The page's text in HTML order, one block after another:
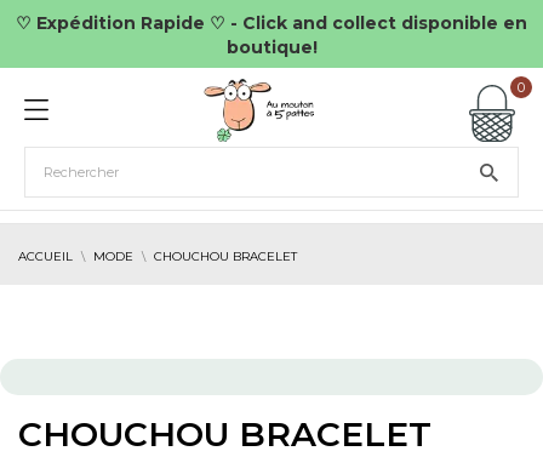
♡ Expédition Rapide ♡ - Click and collect disponible en
boutique!
0
ACCUEIL MODE CHOUCHOU BRACELET
CHOUCHOU BRACELET